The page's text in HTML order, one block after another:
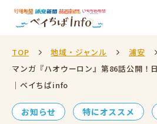
TOP 地域・ジャンル
浦安
マンガ『ハオウーロン』第86話公開！
｜ベイちばinfo
お知らせ 特にオススメ